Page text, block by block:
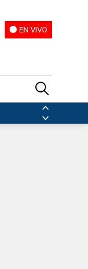
EN VIVO